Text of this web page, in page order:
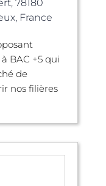
78180
France
BAC +5 qui
de
nos filières